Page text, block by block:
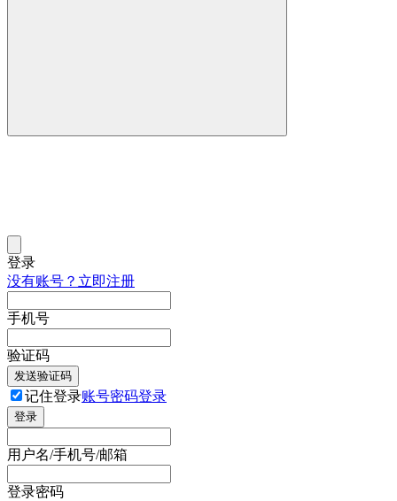
登录
没有账号？立即注册
手机号
验证码
发送验证码
记住登录账号密码登录
登录
用户名/手机号/邮箱
登录密码